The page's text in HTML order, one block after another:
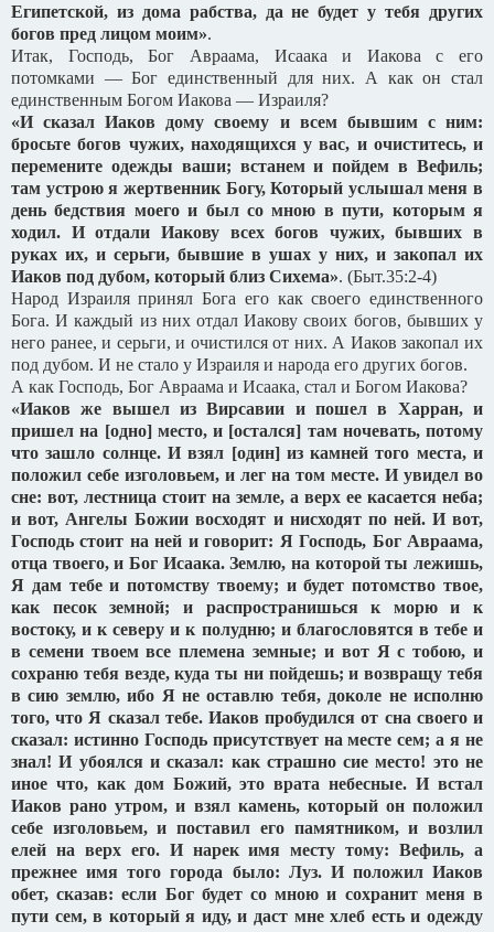
Египетской, из дома рабства, да не будет у тебя других
богов пред лицом моим».
Итак, Господь, Бог Авраама, Исаака и Иакова с его
потомками — Бог единственный для них. А как он стал
единственным Богом Иакова — Израиля?
«И сказал Иаков дому своему и всем бывшим с ним:
бросьте богов чужих, находящихся у вас, и очиститесь, и
перемените одежды ваши; встанем и пойдем в Вефиль;
там устрою я жертвенник Богу, Который услышал меня в
день бедствия моего и был со мною в пути, которым я
ходил. И отдали Иакову всех богов чужих, бывших в
руках их, и серьги, бывшие в ушах у них, и закопал их
Иаков под дубом, который близ Сихема». (Быт.35:2-4)
Народ Израиля принял Бога его как своего единственного
Бога. И каждый из них отдал Иакову своих богов, бывших у
него ранее, и серьги, и очистился от них. А Иаков закопал их
под дубом. И не стало у Израиля и народа его других богов.
А как Господь, Бог Авраама и Исаака, стал и Богом Иакова?
«Иаков же вышел из Вирсавии и пошел в Харран, и
пришел на [одно] место, и [остался] там ночевать, потому
что зашло солнце. И взял [один] из камней того места, и
положил себе изголовьем, и лег на том месте. И увидел во
сне: вот, лестница стоит на земле, а верх ее касается неба;
и вот, Ангелы Божии восходят и нисходят по ней. И вот,
Господь стоит на ней и говорит: Я Господь, Бог Авраама,
отца твоего, и Бог Исаака. Землю, на которой ты лежишь,
Я дам тебе и потомству твоему; и будет потомство твое,
как песок земной; и распространишься к морю и к
востоку, и к северу и к полудню; и благословятся в тебе и
в семени твоем все племена земные; и вот Я с тобою, и
сохраню тебя везде, куда ты ни пойдешь; и возвращу тебя
в сию землю, ибо Я не оставлю тебя, доколе не исполню
того, что Я сказал тебе. Иаков пробудился от сна своего и
сказал: истинно Господь присутствует на месте сем; а я не
знал! И убоялся и сказал: как страшно сие место! это не
иное что, как дом Божий, это врата небесные. И встал
Иаков рано утром, и взял камень, который он положил
себе изголовьем, и поставил его памятником, и возлил
елей на верх его. И нарек имя месту тому: Вефиль, а
прежнее имя того города было: Луз. И положил Иаков
обет, сказав: если Бог будет со мною и сохранит меня в
пути сем, в который я иду, и даст мне хлеб есть и одежду